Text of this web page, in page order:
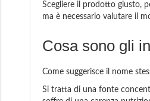
Scegliere il prodotto giusto,
ma è necessario valutare il
Cosa sono gli
Come suggerisce il nome
Si tratta di una fonte